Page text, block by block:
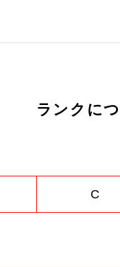
ランクに
C